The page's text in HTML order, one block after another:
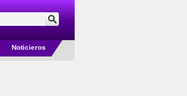
Noticieros